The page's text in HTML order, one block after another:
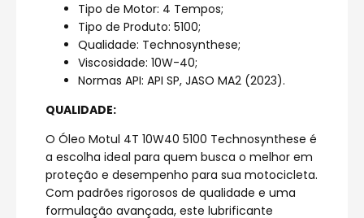
Tipo de Motor: 4 Tempos;
Tipo de Produto: 5100;
Qualidade: Technosynthese;
Viscosidade: 10W-40;
Normas API: API SP, JASO MA2 (2023).
QUALIDADE:
O Óleo Motul 4T 10W40 5100 Technosynthese é
a escolha ideal para quem busca o melhor em
proteção e desempenho para sua motocicleta.
Com padrões rigorosos de qualidade e uma
formulação avançada, este lubrificante